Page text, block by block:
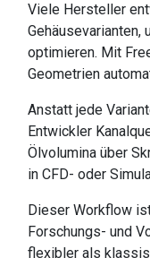
Viele Hersteller
Gehäusevarianten,
optimieren. Mit
Geometrien
Anstatt jede
Entwickler
Ölvolumina über
in CFD- oder
Dieser Workflow
Forschungs- und
flexibler als